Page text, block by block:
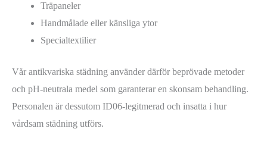
Träpaneler
Handmålade eller känsliga ytor
Specialtextilier
Vår antikvariska städning använder därför beprövade metoder
och pH-neutrala medel som garanterar en skonsam behandling.
Personalen är dessutom ID06-legitmerad och insatta i hur
vårdsam städning utförs.